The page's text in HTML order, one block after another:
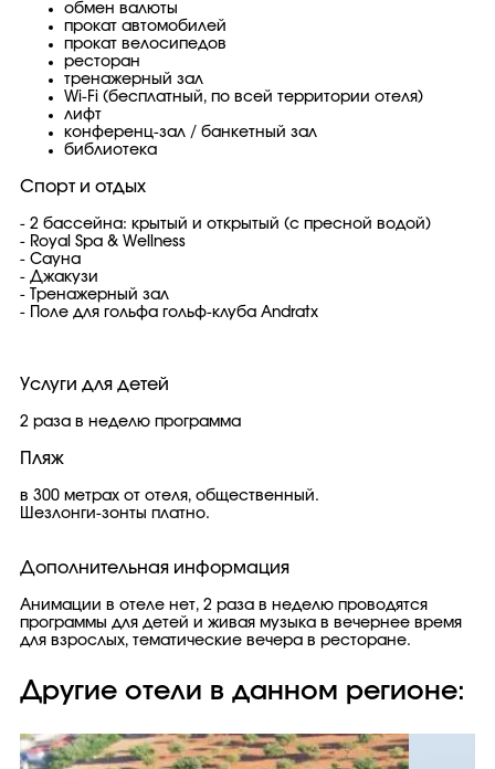
обмен валюты
прокат автомобилей
прокат велосипедов
ресторан
тренажерный зал
Wi-Fi (бесплатный, по всей территории отеля)
лифт
конференц-зал / банкетный зал
библиотека
Спорт и отдых
- 2 бассейна: крытый и открытый (с пресной водой)
- Royal Spa & Wellness
- Сауна
- Джакузи
- Тренажерный зал
- Поле для гольфа гольф-клуба Andratx
Услуги для детей
2 раза в неделю программа
Пляж
в 300 метрах от отеля, общественный.
Шезлонги-зонты платно.
Дополнительная информация
Анимации в отеле нет, 2 раза в неделю проводятся
программы для детей и живая музыка в вечернее время
для взрослых, тематические вечера в ресторане.
Другие отели в данном регионе: